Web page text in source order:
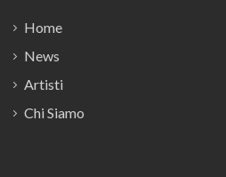
Home
News
Artisti
Chi Siamo